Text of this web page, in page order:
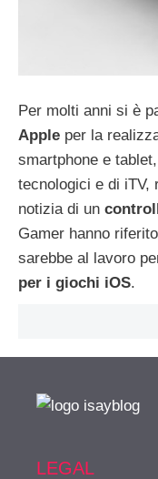
Per molti anni si è
Apple per la
smartphone e
tecnologici e di iTV,
notizia di un
Gamer hanno
sarebbe al lavoro
per i giochi iOS.
LEGAL